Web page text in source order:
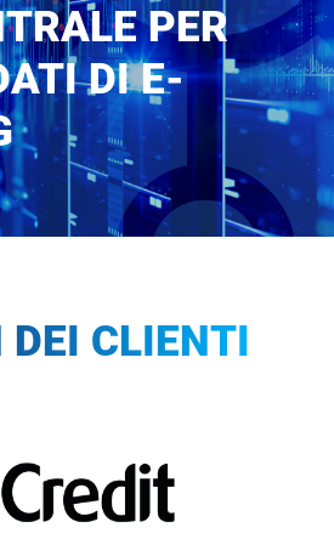
PER
DI E-
CLIENTI